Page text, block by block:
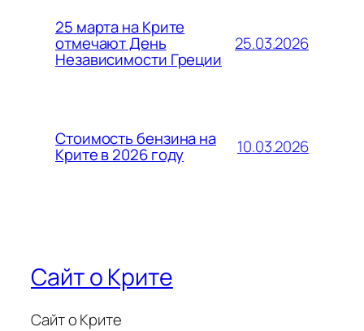
25 марта на Крите
отмечают День
Независимости Греции
25.03.2026
Стоимость бензина на
Крите в 2026 году 10.03.2026
Сайт о Крите
Сайт о Крите